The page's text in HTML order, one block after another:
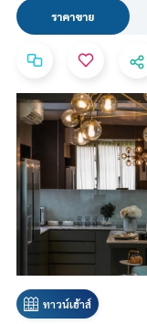
ราคาขาย
ทาวน์เฮ้าส์